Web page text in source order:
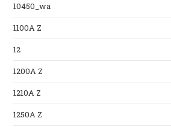
10450_wa
1100A Z
12
1200A Z
1210A Z
1250A Z